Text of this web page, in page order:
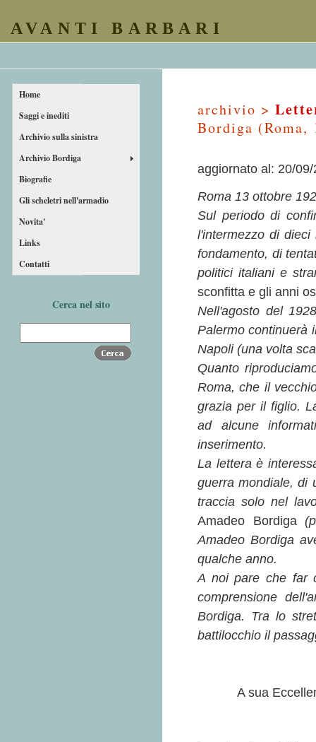
AVANTI BARBARI
Home
Saggi e inediti
Archivio sulla sinistra
Archivio Bordiga
Biografie
Gli scheletri nell'armadio
Novita'
Links
Contatti
Cerca nel sito
archivio >
Bordiga (Roma,
aggiornato al: 20/09/
Roma 13 ottobre
Sul periodo di
l'intermezzo di
fondamento, di
politici italiani e
sconfitta e gli anni
Nell'agosto del
Palermo continuerà
Napoli (una volta
Quanto
Roma, che il
grazia per il figlio.
ad alcune
inserimento.
La lettera è
guerra mondiale, di
traccia solo nel
Amadeo Bordiga
Amadeo Bordiga
qualche anno.
A noi pare che far
comprensione
Bordiga. Tra lo
battilocchio il
A sua